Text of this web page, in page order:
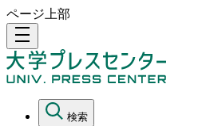
ページ上部
density_medium
検索